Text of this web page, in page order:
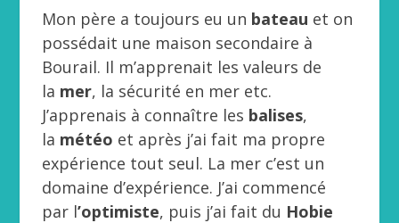
Mon père a toujours eu un bateau et on
possédait une maison secondaire à
Bourail. Il m’apprenait les valeurs de
la mer, la sécurité en mer etc.
J’apprenais à connaître les balises,
la météo et après j’ai fait ma propre
expérience tout seul. La mer c’est un
domaine d’expérience. J’ai commencé
par l’optimiste, puis j’ai fait du Hobie